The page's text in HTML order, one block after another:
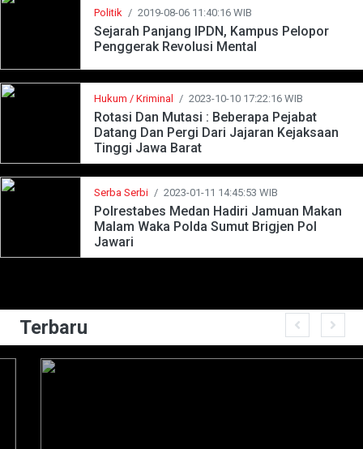
Politik / 2019-08-06 11:40:16 WIB
Sejarah Panjang IPDN, Kampus Pelopor
Penggerak Revolusi Mental
Hukum / Kriminal / 2023-10-10 17:22:16 WIB
Rotasi Dan Mutasi : Beberapa Pejabat
Datang Dan Pergi Dari Jajaran Kejaksaan
Tinggi Jawa Barat
Serba Serbi / 2023-01-11 14:45:53 WIB
Polrestabes Medan Hadiri Jamuan Makan
Malam Waka Polda Sumut Brigjen Pol
Jawari
Terbaru